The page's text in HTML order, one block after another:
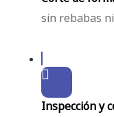
sin rebabas
Inspección y